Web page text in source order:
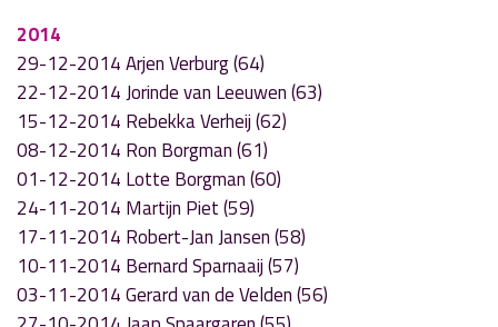
2014
29-12-2014 Arjen Verburg (64)
22-12-2014 Jorinde van Leeuwen (63)
15-12-2014 Rebekka Verheij (62)
08-12-2014 Ron Borgman (61)
01-12-2014 Lotte Borgman (60)
24-11-2014 Martijn Piet (59)
17-11-2014 Robert-Jan Jansen (58)
10-11-2014 Bernard Sparnaaij (57)
03-11-2014 Gerard van de Velden (56)